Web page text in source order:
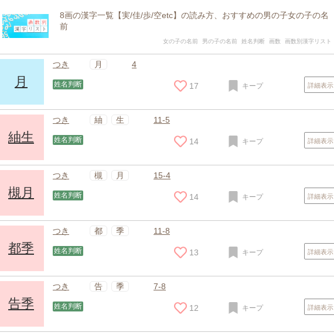
8画の漢字一覧【実/佳/歩/空etc】の読み方、おすすめの男の子女の子の名
前
女の子の名前 男の子の名前 姓名判断 画数 画数別漢字リスト
月
つき 月 4
姓名判断 17 キープ 詳細表示
紬生
つき 紬 生 11-5
姓名判断 14 キープ 詳細表示
槻月
つき 槻 月 15-4
姓名判断 14 キープ 詳細表示
都季
つき 都 季 11-8
姓名判断 13 キープ 詳細表示
告季
つき 告 季 7-8
姓名判断 12 キープ 詳細表示